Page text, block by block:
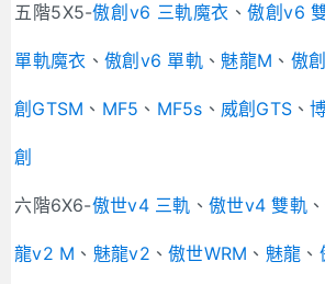
五階5X5-傲創v6 三軌魔衣 、傲創v6
單軌魔衣 、 傲創v6 單軌 、 魅龍M 、 傲
創GTSM 、 MF5 、 MF5s 、 威創GTS 、
創
六階6X6-傲世v4 三軌 、傲世v4 雙軌 、
龍v2 M 、 魅龍v2 、傲世WRM 、 魅龍 、